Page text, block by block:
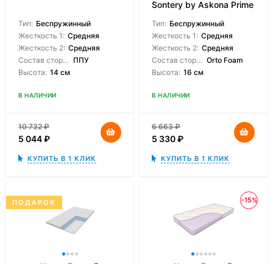
Тип: Беспружинный
Жесткость 1: Средняя
Жесткость 2: Средняя
Состав сторон: ППУ
Высота: 14 см
В НАЛИЧИИ
10 732₽
5 044₽
КУПИТЬ В 1 КЛИК
Sontery by Askona Prime
Тип: Беспружинный
Жесткость 1: Средняя
Жесткость 2: Средняя
Состав сторон: Orto Foam
Высота: 16 см
В НАЛИЧИИ
6 663₽
5 330₽
КУПИТЬ В 1 КЛИК
ПОДАРОК -15%